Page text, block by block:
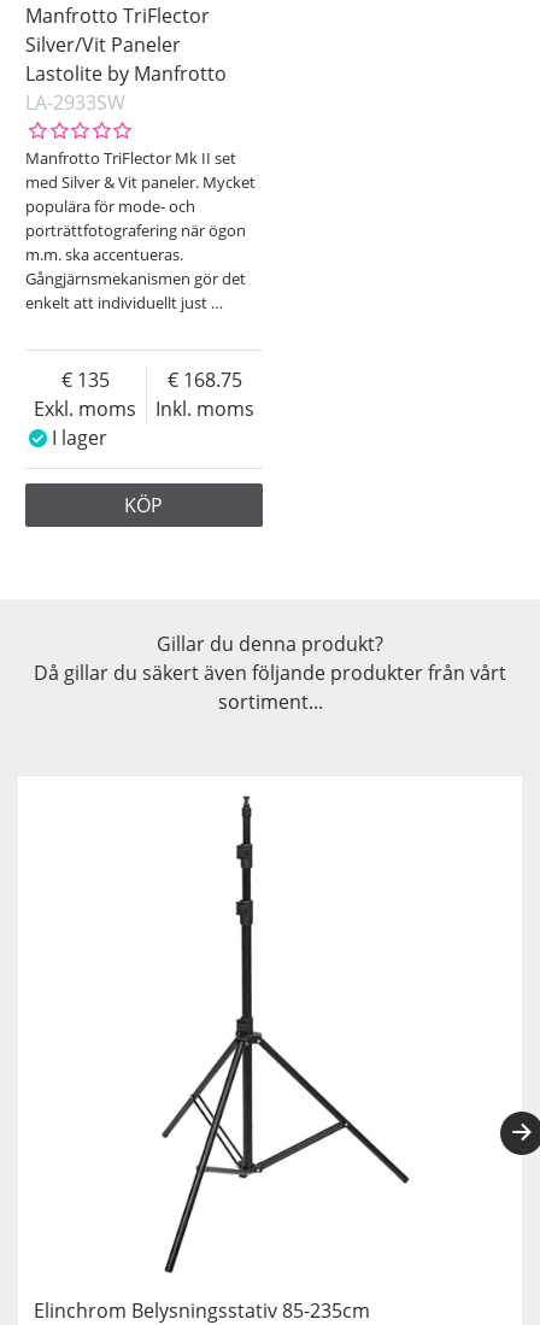
Manfrotto TriFlector
Silver/Vit Paneler
Lastolite by Manfrotto
LA-2933SW
Manfrotto TriFlector Mk II set
med Silver & Vit paneler. Mycket
populära för mode- och
porträttfotografering när ögon
m.m. ska accentueras.
Gångjärnsmekanismen gör det
enkelt att individuellt just …
Exkl. moms
135
Inkl. moms
168.75
I lager
KÖP
Gillar du denna produkt?
Då gillar du säkert även följande produkter från vårt
sortiment...
Elinchrom Belysningsstativ 85-235cm